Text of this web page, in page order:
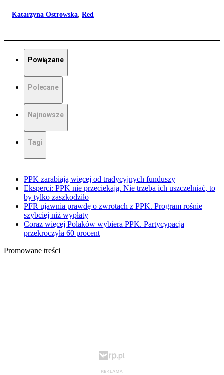
Katarzyna Ostrowska, Red
Powiązane
Polecane
Najnowsze
Tagi
PPK zarabiają więcej od tradycyjnych funduszy
Eksperci: PPK nie przeciekają. Nie trzeba ich uszczelniać, to
by tylko zaszkodziło
PFR ujawnia prawdę o zwrotach z PPK. Program rośnie
szybciej niż wypłaty
Coraz więcej Polaków wybiera PPK. Partycypacja
przekroczyła 60 procent
Promowane treści